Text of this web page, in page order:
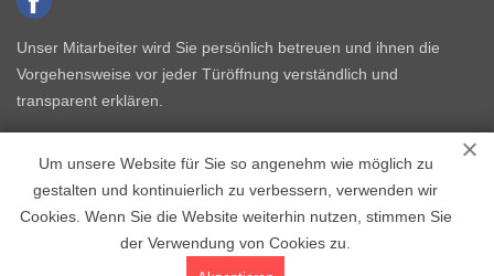
Um unsere Website für Sie so angenehm wie möglich zu
gestalten und kontinuierlich zu verbessern, verwenden wir
Cookies. Wenn Sie die Website weiterhin nutzen, stimmen Sie
der Verwendung von Cookies zu.
Unser Mitarbeiter wird Sie persönlich betreuen und ihnen die
Vorgehensweise vor jeder Türöffnung verständlich und
transparent erklären.
Copyright © 2015 - 2026 Schlüsseldienst NRW